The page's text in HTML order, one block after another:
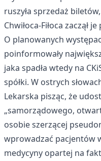
ruszyła sprzedaż
Chwiłoca-Fiłoca zaczął
O planowanych
poinformowały
jaka spadła wtedy na
spółki. W ostrych
Lekarska pisząc, że
„samorządowego,
osobie szerzącej
wprowadzać pacjentów
medycyny opartej na